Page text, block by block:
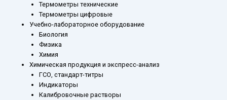
Термометры технические
Термометры цифровые
Учебно-лабораторное оборудование
Биология
Физика
Химия
Химическая продукция и экспресс-анализ
ГСО, стандарт-титры
Индикаторы
Калибровочные растворы